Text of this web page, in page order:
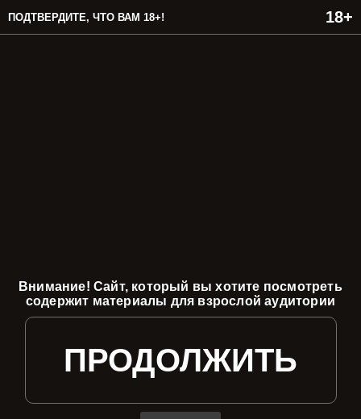
ПОДТВЕРДИТЕ, ЧТО ВАМ 18+!
Внимание! Сайт, который вы хотите посмотреть
содержит материалы для взрослой аудитории
ПРОДОЛЖИТЬ